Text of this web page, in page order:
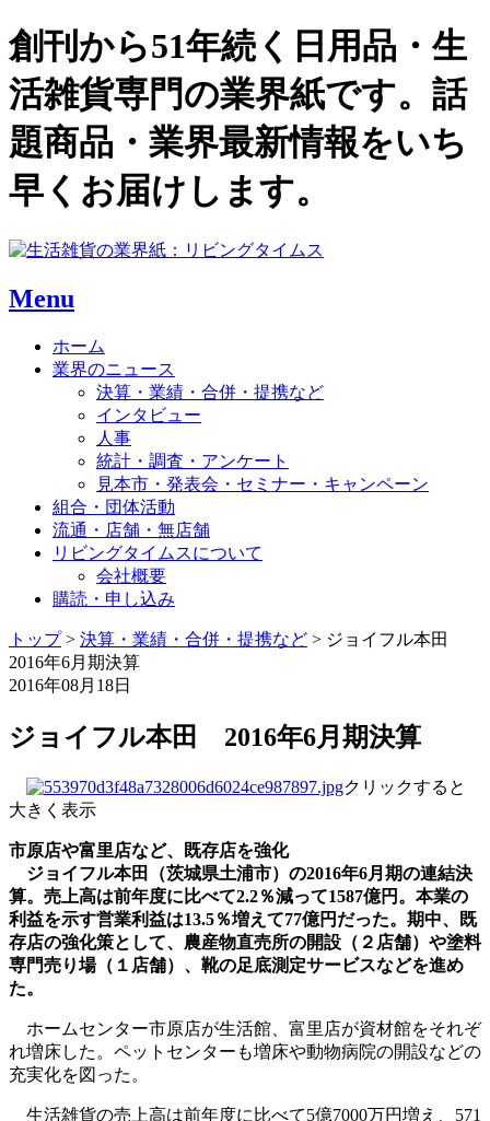
創刊から51年続く日用品・生
活雑貨専門の業界紙です。話
題商品・業界最新情報をいち
早くお届けします。
Menu
ホーム
業界のニュース
決算・業績・合併・提携など
インタビュー
人事
統計・調査・アンケート
見本市・発表会・セミナー・キャンペーン
組合・団体活動
流通・店舗・無店舗
リビングタイムスについて
会社概要
購読・申し込み
トップ> 決算・業績・合併・提携など > ジョイフル本田
2016年6月期決算
2016年08月18日
ジョイフル本田 2016年6月期決算
クリックすると
大きく表示
市原店や富里店など、既存店を強化
ジョイフル本田（茨城県土浦市）の2016年6月期の連結決
算。売上高は前年度に比べて2.2％減って1587億円。本業の
利益を示す営業利益は13.5％増えて77億円だった。期中、既
存店の強化策として、農産物直売所の開設（２店舗）や塗料
専門売り場（１店舗）、靴の足底測定サービスなどを進め
た。
ホームセンター市原店が生活館、富里店が資材館をそれぞ
れ増床した。ペットセンターも増床や動物病院の開設などの
充実化を図った。
生活雑貨の売上高は前年度に比べて5億7000万円増え、571